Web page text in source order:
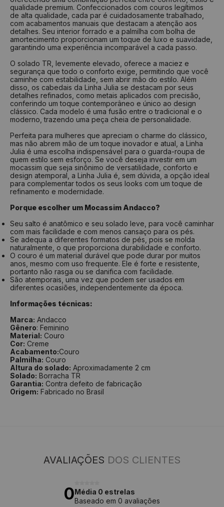
qualidade premium. Confeccionados com couros legítimos
de alta qualidade, cada par é cuidadosamente trabalhado,
com acabamentos manuais que destacam a atenção aos
detalhes. Seu interior forrado e a palmilha com bolha de
amortecimento proporcionam um toque de luxo e suavidade,
garantindo uma experiência incomparável a cada passo.
O solado TR, levemente elevado, oferece a maciez e
segurança que todo o conforto exige, permitindo que você
caminhe com estabilidade, sem abrir mão do estilo. Além
disso, os cabedais da Linha Julia se destacam por seus
detalhes refinados, como metais aplicados com precisão,
conferindo um toque contemporâneo e único ao design
clássico. Cada modelo é uma fusão entre o tradicional e o
moderno, trazendo uma peça cheia de personalidade.
Perfeita para mulheres que apreciam o charme do clássico,
mas não abrem mão de um toque inovador e atual, a Linha
Julia é uma escolha indispensável para o guarda-roupa de
quem estilo sem esforço. Se você deseja investir em um
mocassim que seja sinônimo de versatilidade, conforto e
design atemporal, a Linha Julia é, sem dúvida, a opção ideal
para complementar todos os seus looks com um toque de
refinamento e modernidade.
Porque escolher um Mocassim Andacco?
Seu salto é anatômico e seu solado leve, para você caminhar
com mais facilidade e com menos cansaço para os pés.
Se adequa a diferentes formatos de pés, pois se molda
naturalmente, o que proporciona durabilidade e conforto.
O couro é um material durável que pode durar por muitos
anos, mesmo com uso frequente. Ele é forte e resistente,
portanto não rasga ou se danifica com facilidade.
São atemporais, uma vez que podem ser usados em
diferentes ocasiões, independentemente da época.
Informações técnicas:
Marca: Andacco
Gênero: Feminino
Material: Couro
Cor: Creme
Acabamento:Couro
Palmilha: Couro
Altura do solado: Aproximadamente 2 cm
Solado: Borracha TR
Garantia: Contra defeito de fabricação
Origem: Fabricado no Brasil
AVALIAÇÕES DOS CLIENTES
0Média 0 estrelas
Baseado em 0 avaliações